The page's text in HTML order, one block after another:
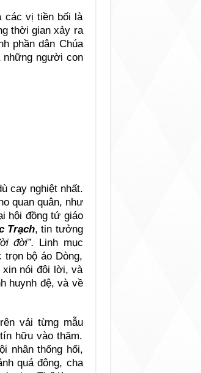
các vị tiền bối là
thời gian xảy ra
phần dân Chúa
những người con
cay nghiệt nhất.
quan quân, như
hội đồng tứ giáo
Trạch, tin tưởng
đời”. Linh mục
bộ áo Dòng,
xin nói đôi lời, và
huynh đệ, và về
vải từng mẫu
hữu vào thăm.
nhân thống hối,
quá đông, cha